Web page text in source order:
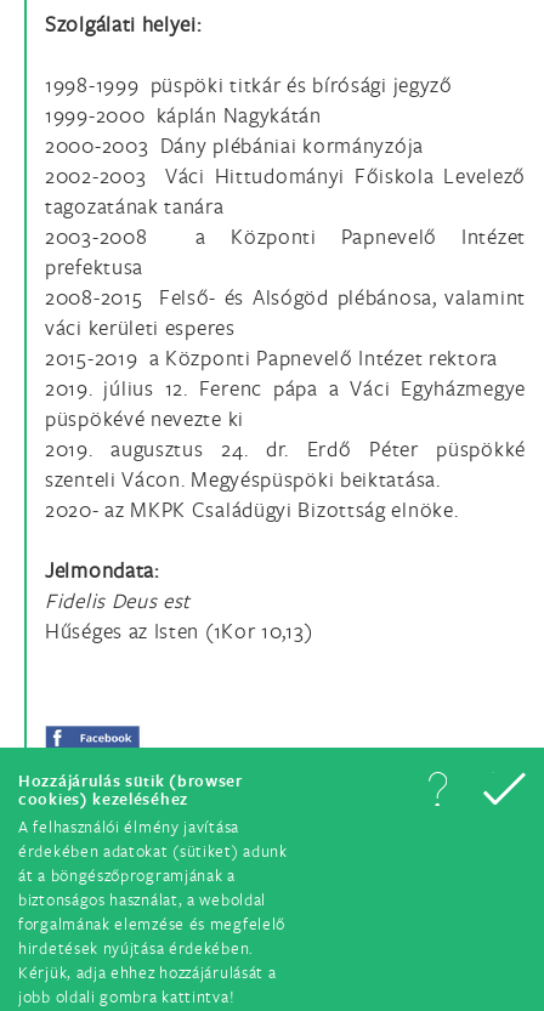
Hozzájárulás sütik (browser
cookies) kezeléséhez
A felhasználói élmény javítása
érdekében adatokat (sütiket) adunk
át a böngészőprogramjának a
biztonságos használat, a weboldal
forgalmának elemzése és megfelelő
hirdetések nyújtása érdekében.
Kérjük, adja ehhez hozzájárulását a
jobb oldali gombra kattintva!
Szolgálati helyei:
1998-1999 püspöki titkár és bírósági jegyző
1999-2000 káplán Nagykátán
2000-2003 Dány plébániai kormányzója
2002-2003 Váci Hittudományi Főiskola Levelező
tagozatának tanára
2003-2008 a Központi Papnevelő Intézet
prefektusa
2008-2015 Felső- és Alsógöd plébánosa, valamint
váci kerületi esperes
2015-2019 a Központi Papnevelő Intézet rektora
2019. július 12. Ferenc pápa a Váci Egyházmegye
püspökévé nevezte ki
2019. augusztus 24. dr. Erdő Péter püspökké
szenteli Vácon. Megyéspüspöki beiktatása.
2020- az MKPK Családügyi Bizottság elnöke.
Jelmondata:
Fidelis Deus est
Hűséges az Isten (1Kor 10,13)
© Minden jog fenntartva. 2018.